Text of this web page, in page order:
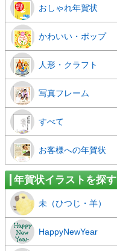
おしゃれ年賀状
かわいい・ポップ
人形・クラフト
写真フレーム
すべて
お客様への年賀状
年賀状イラストを探す
未（ひつじ・羊）
HappyNewYear